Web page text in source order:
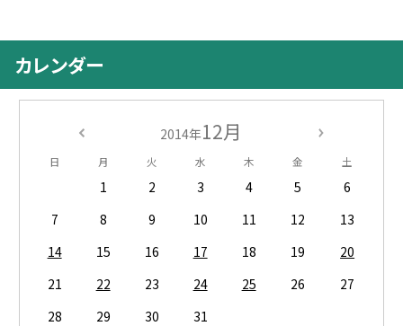
カレンダー
2014年12月
日 月 火 水 木 金 土
1 2 3 4 5
6
7
8 9 10 11 12
13
14
15 16 17 18 19
20
21
22 23 24 25 26
27
28
29 30 31